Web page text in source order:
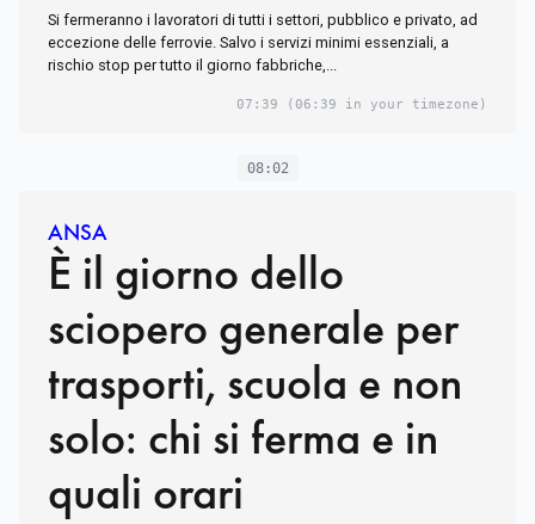
Si fermeranno i lavoratori di tutti i settori, pubblico e privato, ad
eccezione delle ferrovie. Salvo i servizi minimi essenziali, a
rischio stop per tutto il giorno fabbriche,...
07:39 (06:39 in your timezone)
08:02
ANSA
È il giorno dello
sciopero generale per
trasporti, scuola e non
solo: chi si ferma e in
quali orari